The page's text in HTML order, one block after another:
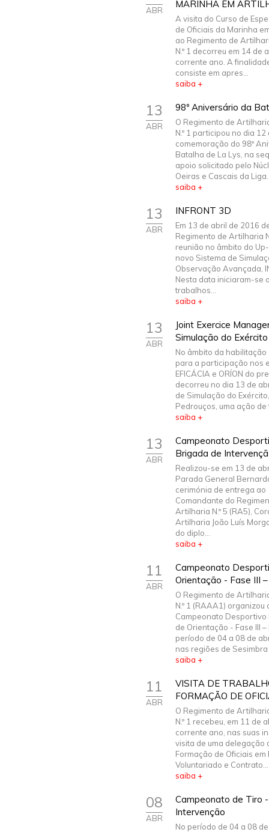
ABR
MARINHA EM
A visita do Curso de
de Oficiais da Marinha
ao Regimento de
N.º 1 decorreu em 14 de
corrente ano. A
consiste em apres...
saiba +
13
ABR
98º Aniversário da
O Regimento de
N.º 1 participou no dia
comemoração do 98º
Batalha de La Lys, na
apoio solicitado pelo
Oeiras e Cascais da
saiba +
13
ABR
INFRONT 3D
Em 13 de abril de 2016
Regimento de Artilharia
reunião no âmbito do
novo Sistema de
Observação Avançada,
Nesta data iniciaram-se
trabalhos...
saiba +
13
ABR
Joint Exercice
Simulação do
No âmbito da
para a participação nos
EFICÁCIA e ORÍON do
decorreu no dia 13 de
de Simulação do
Pedrouços, uma ação de
saiba +
13
ABR
Campeonato
Brigada de
Realizou-se em 13 de
Parada General
cerimónia de entrega ao
Comandante do
Artilharia N.º 5 (RA5),
Artilharia João Luís
do diplo...
saiba +
11
ABR
Campeonato
Orientação - Fase III
O Regimento de
N.º 1 (RAAA1) organizou
Campeonato Desportivo
de Orientação - Fase III
período de 04 a 08 de
nas regiões de Sesimbra
saiba +
11
ABR
VISITA DE
FORMAÇÃO DE
O Regimento de
N.º 1 recebeu, em 11 de
corrente ano, nas suas
visita de uma delegação
Formação de Oficiais em
Voluntariado e Contrato...
saiba +
08
ABR
Campeonato de Tiro
Intervenção
No período de 04 a 08